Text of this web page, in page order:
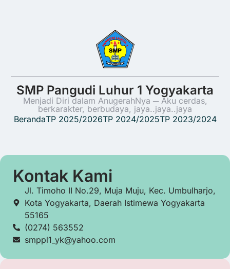
SMP Pangudi Luhur 1 Yogyakarta
Menjadi Diri dalam AnugerahNya ─ Aku cerdas,
berkarakter, berbudaya, jaya..jaya..jaya
BerandaTP 2025/2026TP 2024/2025TP 2023/2024
Kontak Kami
Jl. Timoho II No.29, Muja Muju, Kec. Umbulharjo,
Kota Yogyakarta, Daerah Istimewa Yogyakarta
55165
(0274) 563552
smppl1_yk@yahoo.com